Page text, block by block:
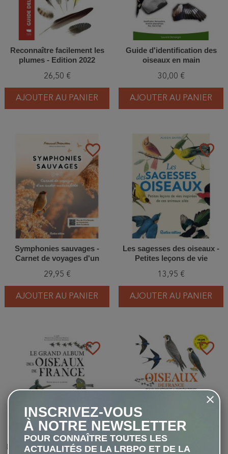
Reconnaître facilement les
plumes - Edition 2022
26,50 €
AJOUTER AU PANIER
Guide d'identification des
oiseaux en main
30,00 €
AJOUTER AU PANIER
favorite_border
Symphonies sauvages -
Carnet de voyages d'un
29,95 €
AJOUTER AU PANIER
favorite_border
Les sagesses des oiseaux -
Petites leçons de vie
surprenants
13,95 €
AJOUTER AU PANIER
favorite_border
Le grand album des Oiseaux
favorite_border
Oiseaux de France - Beaux,
INSCRIVEZ-VOUS
À NOTRE NEWSLETTER
POUR CONNAÎTRE TOUTES LES
ACTUALITÉS DE LA LRBPO ET DE LA